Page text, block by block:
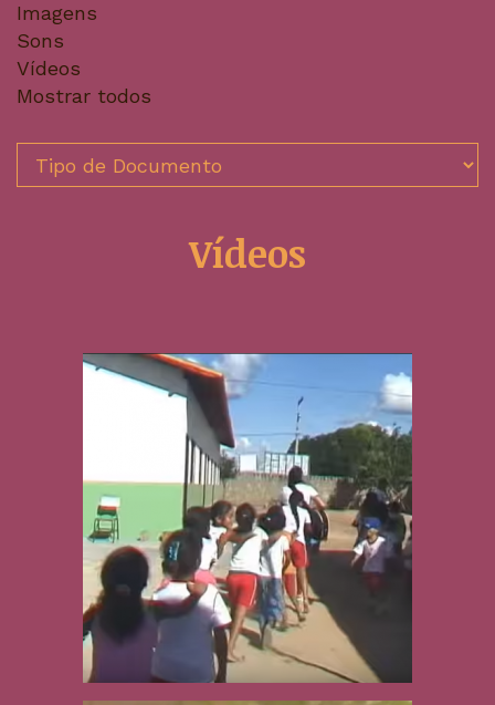
Imagens
Sons
Vídeos
Mostrar todos
Vídeos